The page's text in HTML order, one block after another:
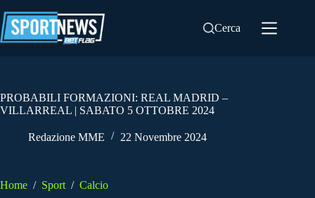
al
contenuto
Cerca
PROBABILI FORMAZIONI: REAL MADRID –
VILLARREAL | SABATO 5 OTTOBRE 2024
Redazione MME 22 Novembre 2024
Home / Sport / Calcio